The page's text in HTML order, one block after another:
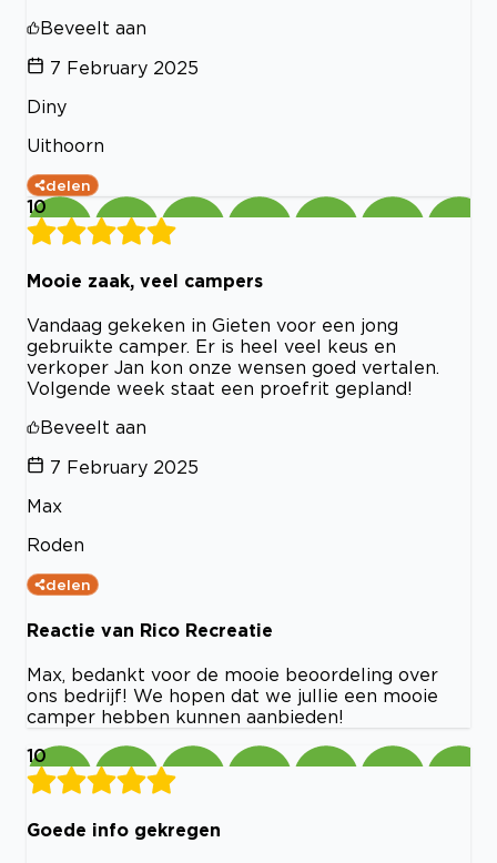
Beveelt aan
7 February 2025
Diny
Uithoorn
delen
10
Mooie zaak, veel campers
Vandaag gekeken in Gieten voor een jong
gebruikte camper. Er is heel veel keus en
verkoper Jan kon onze wensen goed vertalen.
Volgende week staat een proefrit gepland!
Beveelt aan
7 February 2025
Max
Roden
delen
Reactie van Rico Recreatie
Max, bedankt voor de mooie beoordeling over
ons bedrijf! We hopen dat we jullie een mooie
camper hebben kunnen aanbieden!
10
Goede info gekregen